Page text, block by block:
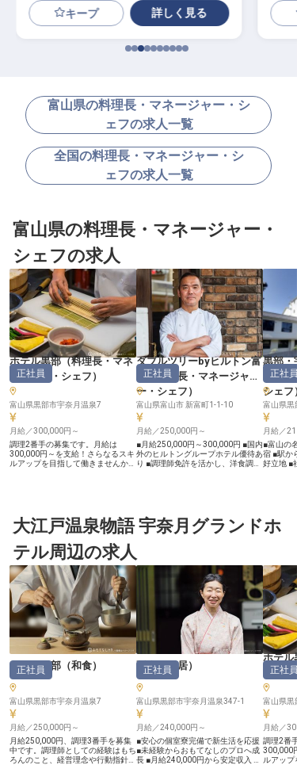
キープ 詳しく見る
富山県の料理長・マネージャー・シ
ェフの求人一覧
全国の料理長・マネージャー・シ
ェフの求人一覧
富山県の料理長・マネージャー・
シェフの求人
ホテル黒部（料理長・マネ
ージャー・シェフ ）
正社員
富山県黒部市宇奈月温泉7
月給／300,000円～
調理2番手の募集です。月給は
300,000円～を支給！さらなるスキ
ルアップを目指して働きませんか？
た経験や技術を是非ここで活かして
ください。四季折々、富山ならでは
中に佇む宿で、あなたのご応募お待
ちしております。※この求人は2022
年2月3日時点の情報です
ダブルツリーbyヒルトン富
山（料理長・マネージャ
ー・シェフ ）
正社員
富山県富山市 新富町1-1-10
月給／250,000円～
■月給250,000円～300,000円 ■国内
外のヒルトングループホテル優待あ
り ■調理師免許を活かし、洋食調理
ダイニングでの調理はもちろん、宴
席の状況に応じた宴会調理にも携わ
まで、あなたの調理師としてのスキ
ルと情熱を存分に発揮し、お客様の
特別なひとときを彩るお料理を共に
創り上げていきましょう。 温かい
おもてなしの心で、お客様に感動を
お届けする喜びを感じられる環境で
実の福利厚生】 私たちは、働く皆
様が安心して長く活躍できるよう、
充実した福利厚生をご用意していま
す。 社会保険完備はもちろん、勤
務日の食事無料支給や退職金制度
（勤続3年以上）もございます。 さ
らに、国内外のヒルトングループホ
テルに社員価格で宿泊できる特典
は、ご自身のスキルアップやリフレ
ッシュにも繋がるでしょう。 調理
師としての経験を活かし、衛生管理
やチームリーダーとしての経験も積
める環境で、あなたのキャリアをさ
らに発展させていきませんか。
※2026年03月06日時点の情報です
黒部・
（料理
シェフ
正社員
富山県黒
月給／
■富山の
宿 ■駅か
好立地 ■
か？ 北
大自然に
る環境で
い！」と
と一緒に
泉情緒
理センス
す。 ーー【チームワークを大切
に、あな
リックス
定した環
経験者優
のご経験
す。社
など福
沢や京都
直営・契
も！温か
技を磨
す。シフ
ベートと
「おもて
間が待
大江戸温泉物語 宇奈月グランドホ
テル周辺の求人
ホテル黒部 （和食）
正社員
富山県黒部市宇奈月温泉7
月給／250,000円～
月給250,000円、調理3番手を募集
中です。調理師としての経験はもち
ろんのこと、経営理念や行動指針を
延楽（仲居）
正社員
富山県黒部市宇奈月温泉347-1
月給／240,000円～
■安心の個室寮完備で新生活を応援
■未経験からおもてなしのプロへ成
長 ■月給240,000円から安定収入 ■
ホテル
ージ
正社員
富山県黒
月給／
調理2番
300,000
ルアップ